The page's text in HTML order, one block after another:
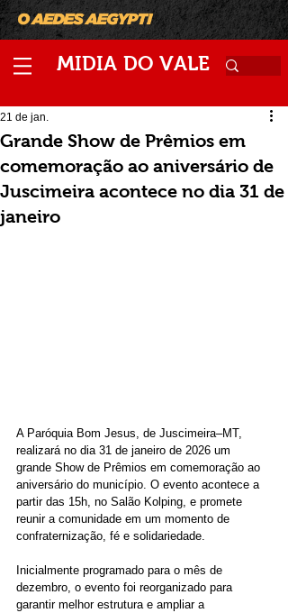
MIDIA DO VALE
Grande Show de Prêmios em
comemoração ao aniversário de
Juscimeira acontece no dia 31 de
janeiro
21 de jan.
A Paróquia Bom Jesus, de Juscimeira–MT,
realizará no dia 31 de janeiro de 2026 um
grande Show de Prêmios em comemoração ao
aniversário do município. O evento acontece a
partir das 15h, no Salão Kolping, e promete
reunir a comunidade em um momento de
confraternização, fé e solidariedade.
Inicialmente programado para o mês de
dezembro, o evento foi reorganizado para
garantir melhor estrutura e ampliar a